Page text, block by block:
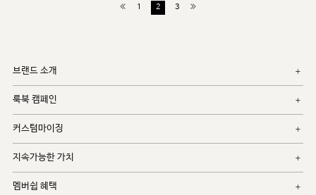
1 2 3
브랜드 소개
룩북 캠페인
커스텀마이징
지속가능한 가치
멤버쉽 혜택